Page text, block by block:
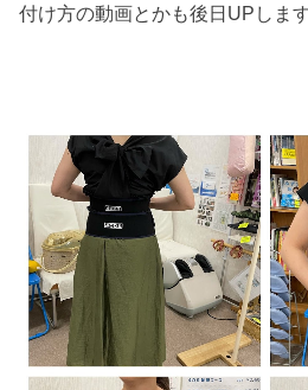
付け方の動画とかも後日UPしま